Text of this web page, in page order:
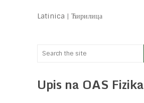
Latinica | Ћирилица
Upis na OAS Fizika